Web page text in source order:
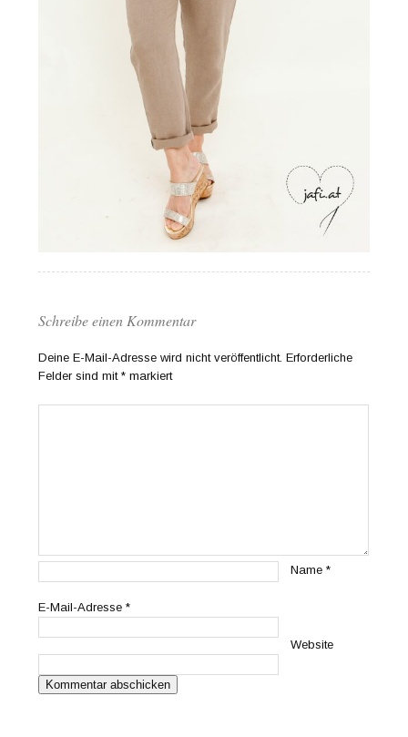
Schreibe einen Kommentar
Deine E-Mail-Adresse wird nicht veröffentlicht. Erforderliche
Felder sind mit* markiert
Name*
E-Mail-Adresse*
Website